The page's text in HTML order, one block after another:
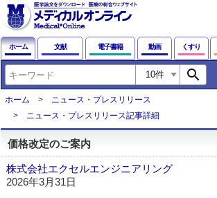
ホーム 文献 電子書籍 動画 くすり
search
ホーム
ニュース・プレスリリース
ニュース・プレスリリース記事詳細
価格改定のご案内
株式会社エクセルエンジニアリング
2026年3月31日